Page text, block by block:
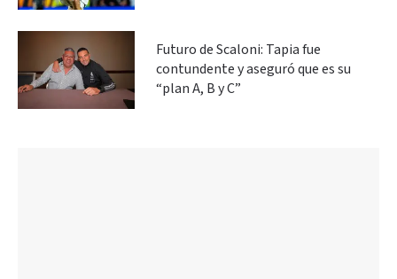
Futuro de Scaloni: Tapia fue
contundente y aseguró que es su
“plan A, B y C”